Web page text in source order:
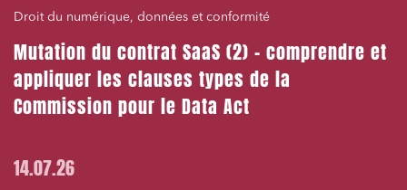
Droit du numérique, données et conformité
Mutation du contrat SaaS (2) – comprendre et
appliquer les clauses types de la
Commission pour le Data Act
14.07.26